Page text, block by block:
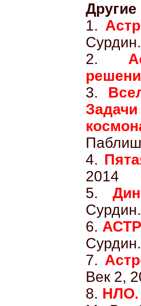
Другие
1.
2.
3.
4.
2014
5.
6.
7.
Век 2,
8. НЛО.